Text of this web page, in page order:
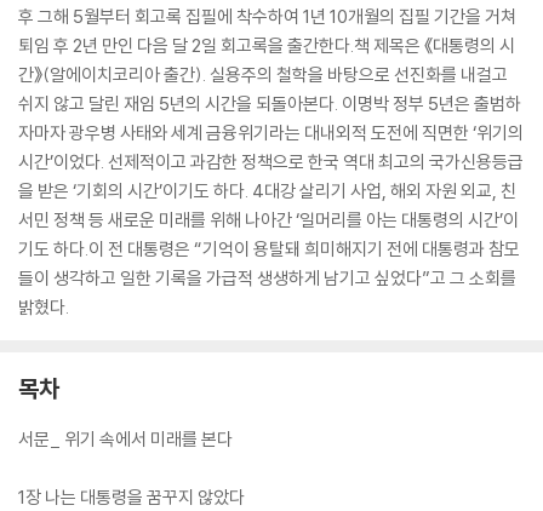
후 그해 5월부터 회고록 집필에 착수하여 1년 10개월의 집필 기간을 거쳐
퇴임 후 2년 만인 다음 달 2일 회고록을 출간한다.책 제목은 《대통령의 시
간》(알에이치코리아 출간). 실용주의 철학을 바탕으로 선진화를 내걸고
쉬지 않고 달린 재임 5년의 시간을 되돌아본다. 이명박 정부 5년은 출범하
자마자 광우병 사태와 세계 금융위기라는 대내외적 도전에 직면한 ‘위기의
시간’이었다. 선제적이고 과감한 정책으로 한국 역대 최고의 국가신용등급
을 받은 ‘기회의 시간’이기도 하다. 4대강 살리기 사업, 해외 자원 외교, 친
서민 정책 등 새로운 미래를 위해 나아간 ‘일머리를 아는 대통령의 시간’이
기도 하다.이 전 대통령은 “기억이 용탈돼 희미해지기 전에 대통령과 참모
들이 생각하고 일한 기록을 가급적 생생하게 남기고 싶었다”고 그 소회를
밝혔다.
목차
서문_ 위기 속에서 미래를 본다
1장 나는 대통령을 꿈꾸지 않았다